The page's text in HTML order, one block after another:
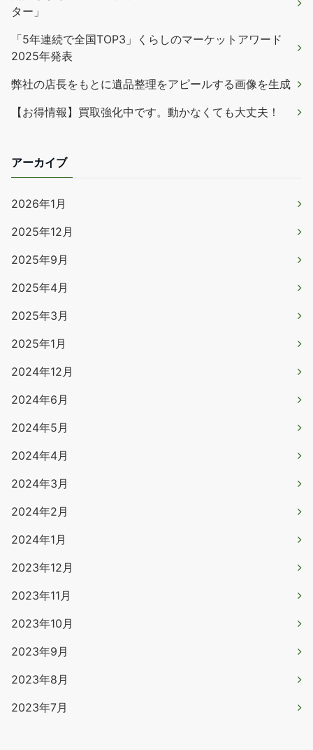
ター」
「5年連続で全国TOP3」くらしのマーケットアワード
2025年発表
弊社の店長をもとに遺品整理をアピールする画像を生成
【お得情報】買取強化中です。動かなくても大丈夫！
アーカイブ
2026年1月
2025年12月
2025年9月
2025年4月
2025年3月
2025年1月
2024年12月
2024年6月
2024年5月
2024年4月
2024年3月
2024年2月
2024年1月
2023年12月
2023年11月
2023年10月
2023年9月
2023年8月
2023年7月